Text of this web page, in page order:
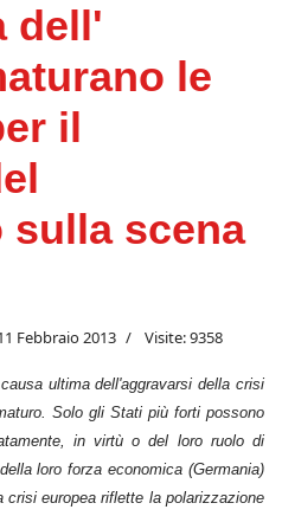
dell'
le
il
sulla scena
Febbraio 2013 Visite: 9358
ultima dell'aggravarsi della crisi
Solo gli Stati più forti possono
in virtù o del loro ruolo di
loro forza economica (Germania)
europea riflette la polarizzazione